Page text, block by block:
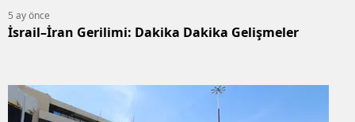
5 ay önce
İsrail–İran Gerilimi: Dakika Dakika Gelişmeler